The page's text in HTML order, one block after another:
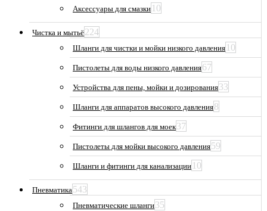
Аксессуары для смазки 10
Чистка и мытьё224
Шланги для чистки и мойки низкого давления 10
Пистолеты для воды низкого давления67
Устройства для пены, мойки и дозирования33
Шланги для аппаратов высокого давления8
Фитинги для шлангов для моек37
Пистолеты для мойки высокого давления59
Шланги и фитинги для канализации 10
Пневматика543
Пневматические шланги35